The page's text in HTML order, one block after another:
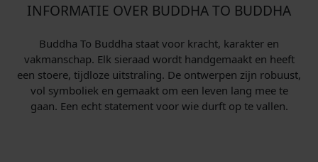
INFORMATIE OVER BUDDHA TO BUDDHA
Buddha To Buddha staat voor kracht, karakter en
vakmanschap. Elk sieraad wordt handgemaakt en heeft
een stoere, tijdloze uitstraling. De ontwerpen zijn robuust,
vol symboliek en gemaakt om een leven lang mee te
gaan. Een echt statement voor wie durft op te vallen.